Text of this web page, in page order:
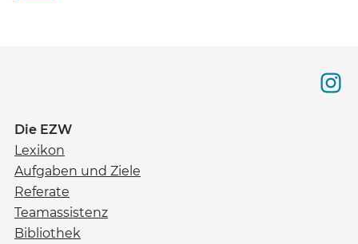
Die EZW
Lexikon
Aufgaben und Ziele
Referate
Teamassistenz
Bibliothek